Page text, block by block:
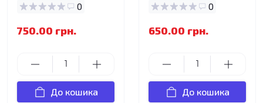
0
750.00 грн.
До кошика
0
650.00 грн.
До кошика